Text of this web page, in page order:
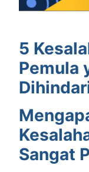
5
Pemula
Sangat